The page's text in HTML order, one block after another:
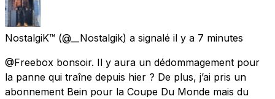
NostalgiK™ (@__Nostalgik) a signalé il y a 7 minutes
@Freebox bonsoir. Il y aura un dédommagement pour
la panne qui traîne depuis hier ? De plus, j’ai pris un
abonnement Bein pour la Coupe Du Monde mais du